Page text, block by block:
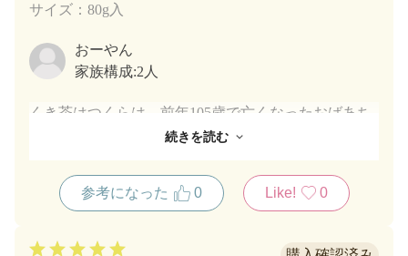
サイズ：80g入
おーやん
家族構成:2人
くき茶はつくらは、前年105歳で亡くなったおばあち
ゃんが良く飲んでいました。おばあちゃんは朝夕の食
いたことが思いだされます。歯が丈夫だったおばあち
ゃんは、とろっとしたお茶にお煎餅添えて食べてのが
いがありの生活が本当の長生きのコツなのではないか
続きを読む
参考になった 0 Like! 0